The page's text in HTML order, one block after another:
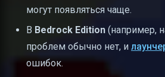
могут появляться чаще.
В Bedrock Edition (например,
проблем обычно нет, и
ошибок.